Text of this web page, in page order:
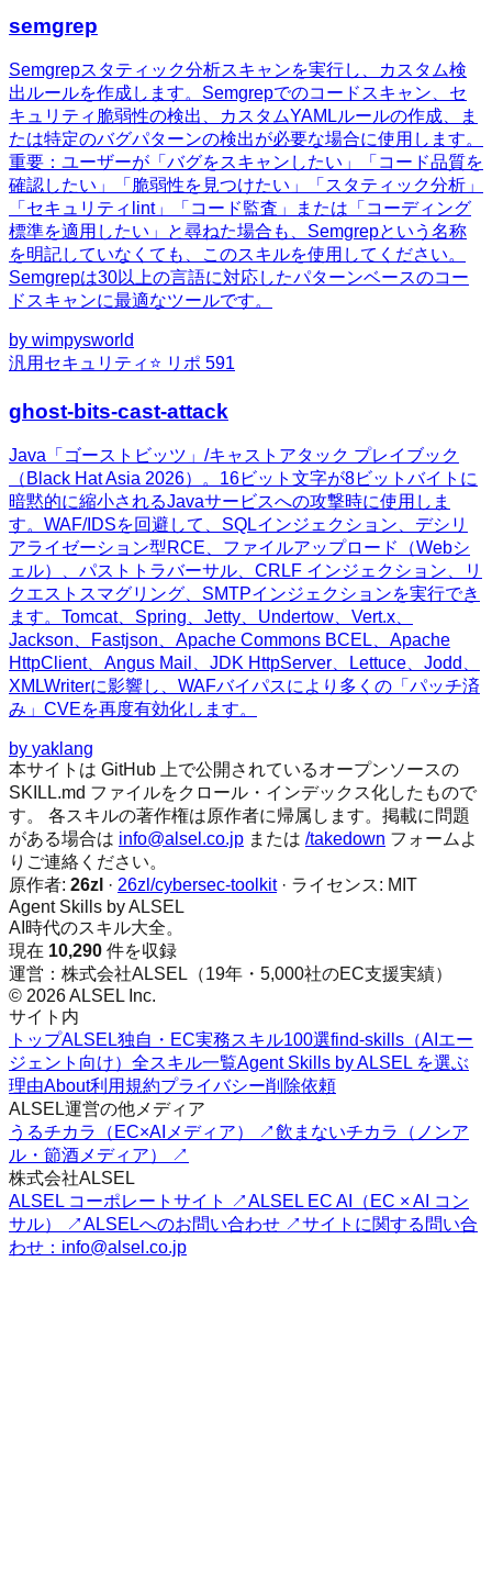
semgrep
Semgrepスタティック分析スキャンを実行し、カスタム検
出ルールを作成します。Semgrepでのコードスキャン、セ
キュリティ脆弱性の検出、カスタムYAMLルールの作成、ま
たは特定のバグパターンの検出が必要な場合に使用します。
重要：ユーザーが「バグをスキャンしたい」「コード品質を
確認したい」「脆弱性を見つけたい」「スタティック分析」
「セキュリティlint」「コード監査」または「コーディング
標準を適用したい」と尋ねた場合も、Semgrepという名称
を明記していなくても、このスキルを使用してください。
Semgrepは30以上の言語に対応したパターンベースのコー
ドスキャンに最適なツールです。
by wimpysworld
汎用 セキュリティ ⭐ リポ 591
ghost-bits-cast-attack
Java「ゴーストビッツ」/キャストアタック プレイブック
（Black Hat Asia 2026）。16ビット文字が8ビットバイトに
暗黙的に縮小されるJavaサービスへの攻撃時に使用しま
す。WAF/IDSを回避して、SQLインジェクション、デシリ
アライゼーション型RCE、ファイルアップロード（Webシ
ェル）、パストトラバーサル、CRLF インジェクション、リ
クエストスマグリング、SMTPインジェクションを実行でき
ます。Tomcat、Spring、Jetty、Undertow、Vert.x、
Jackson、Fastjson、Apache Commons BCEL、Apache
HttpClient、Angus Mail、JDK HttpServer、Lettuce、Jodd、
XMLWriterに影響し、WAFバイパスにより多くの「パッチ済
み」CVEを再度有効化します。
by yaklang
本サイトは GitHub 上で公開されているオープンソースの
SKILL.md ファイルをクロール・インデックス化したもので
す。 各スキルの著作権は原作者に帰属します。掲載に問題
がある場合は info@alsel.co.jp または /takedown フォームよ
りご連絡ください。
原作者: 26zl · 26zl/cybersec-toolkit · ライセンス: MIT
Agent Skills by ALSEL
AI時代のスキル大全。
現在 10,290 件を収録
運営：株式会社ALSEL（19年・5,000社のEC支援実績）
© 2026 ALSEL Inc.
サイト内
トップALSEL独自・EC実務スキル100選find-skills（AIエー
ジェント向け） 全スキル一覧Agent Skills by ALSEL を選ぶ
理由About利用規約プライバシー削除依頼
ALSEL運営の他メディア
うるチカラ（EC×AIメディア） ↗飲まないチカラ（ノンア
ル・節酒メディア） ↗
株式会社ALSEL
ALSEL コーポレートサイト ↗ALSEL EC AI（EC × AI コン
サル） ↗ALSELへのお問い合わせ ↗サイトに関する問い合
わせ：info@alsel.co.jp